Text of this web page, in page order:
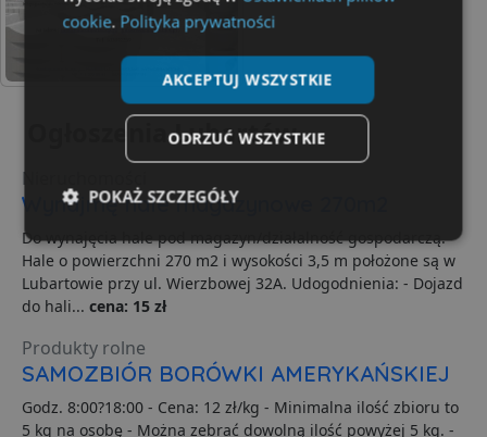
Ogłoszenia Lubartów
Nieruchomości
Wynajmę hale magazynowe 270m2
Do wynajęcia hale pod magazyn/działalność gospodarczą.
Hale o powierzchni 270 m2 i wysokości 3,5 m położone są w
Lubartowie przy ul. Wierzbowej 32A. Udogodnienia: - Dojazd
do hali... cena: 15 zł
Produkty rolne
SAMOZBIÓR BORÓWKI AMERYKAŃSKIEJ
Godz. 8:00?18:00 - Cena: 12 zł/kg - Minimalna ilość zbioru to
5 kg na osobę - Można zebrać dowolną ilość powyżej 5 kg. -
cookie. Polityka prywatności
AKCEPTUJ WSZYSTKIE
ODRZUĆ WSZYSTKIE
POKAŻ SZCZEGÓŁY
Niezbędne Wydajność Targetowanie